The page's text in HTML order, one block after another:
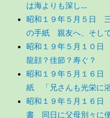
は海よりも深し…
昭和１９年５月５日
の手紙 親友へ、そし
昭和１９年５月１０
龍顔？佳節？寿ぐ？
昭和１９年５月１６
紙 「兄さんも光栄に
昭和１９年５月１６
書 同日に父母別々に